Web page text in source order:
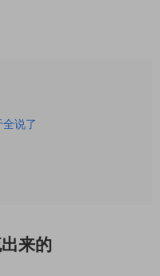
说了
来的